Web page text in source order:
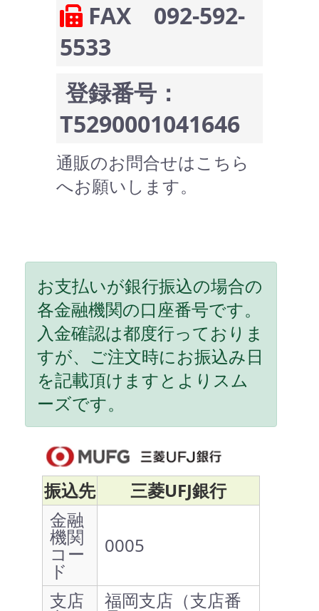
FAX 092-592-
5533
登録番号：
T5290001041646
通販のお問合せはこちら
へお願いします。
お支払いが銀行振込の場合の
各金融機関の口座番号です。
入金確認は都度行っておりま
すが、ご注文時にお振込み日
を記載頂けますとよりスム
ーズです。
振込先
三菱UFJ銀行
金融
機関
コー
ド
0005
支店 福岡支店（支店番